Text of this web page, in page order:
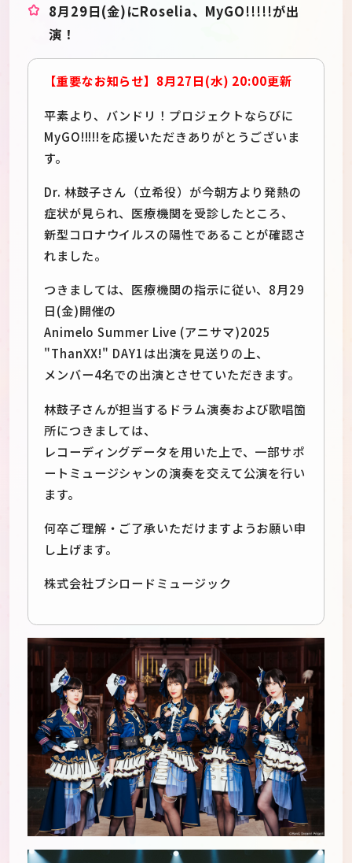
8月29日(金)にRoselia、MyGO!!!!!が出
演！
【重要なお知らせ】8月27日(水) 20:00更新
平素より、バンドリ！プロジェクトならびに
MyGO!!!!!を応援いただきありがとうございま
す。
Dr. 林鼓子さん（立希役）が今朝方より発熱の
症状が見られ、医療機関を受診したところ、
新型コロナウイルスの陽性であることが確認さ
れました。
つきましては、医療機関の指示に従い、8月29
日(金)開催の
Animelo Summer Live (アニサマ)2025
"ThanXX!" DAY1は出演を見送りの上、
メンバー4名での出演とさせていただきます。
林鼓子さんが担当するドラム演奏および歌唱箇
所につきましては、
レコーディングデータを用いた上で、一部サポ
ートミュージシャンの演奏を交えて公演を行い
ます。
何卒ご理解・ご了承いただけますようお願い申
し上げます。
株式会社ブシロードミュージック